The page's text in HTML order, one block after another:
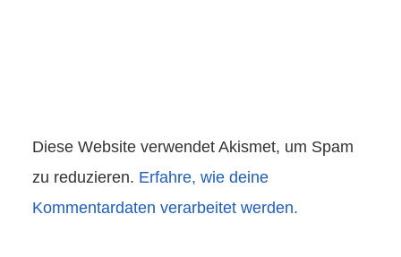
Diese Website verwendet Akismet, um Spam
zu reduzieren. Erfahre, wie deine
Kommentardaten verarbeitet werden.